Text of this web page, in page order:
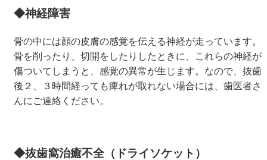
◆神経障害
骨の中には顔の皮膚の感覚を伝える神経が走っています。
骨を削ったり、切開をしたりしたときに、これらの神経が
傷ついてしまうと、感覚の異常が生じます。なので、抜歯
後２、３時間経っても痺れが取れない場合には、歯医者さ
んにご連絡ください。
◆抜歯窩治癒不全（ドライソケット）